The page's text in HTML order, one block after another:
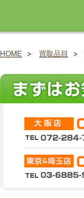
HOME 買取品目